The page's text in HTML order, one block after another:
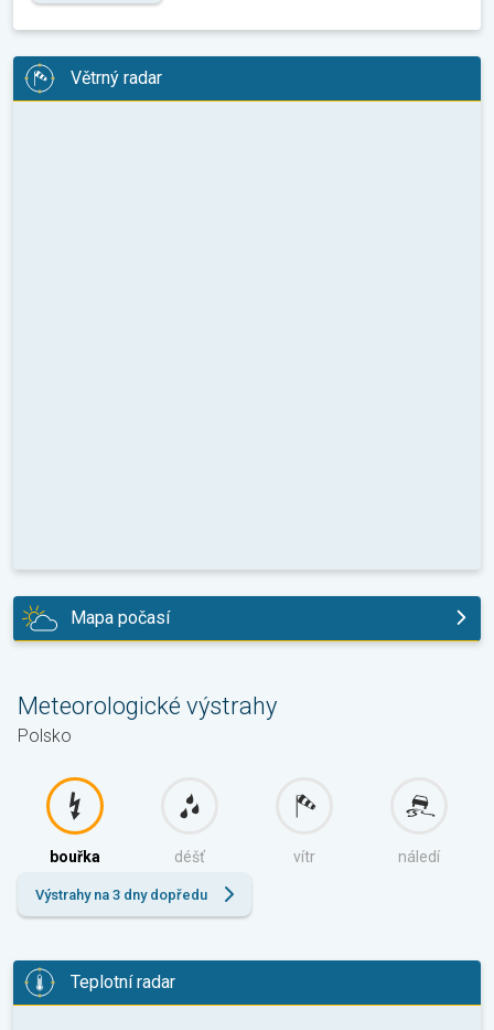
Větrný radar
Mapa počasí
Meteorologické výstrahy
Polsko
bouřka déšť vítr náledí
Výstrahy na 3 dny dopředu
Teplotní radar